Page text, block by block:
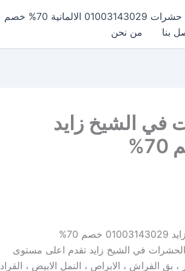
70% خصم
بنا من نحن
الشيخ زايد
الحشرات في الشيخ زايد تقدم اعلى مستوى
الفراش ، الابراص ، النمل الابيض ، القراد